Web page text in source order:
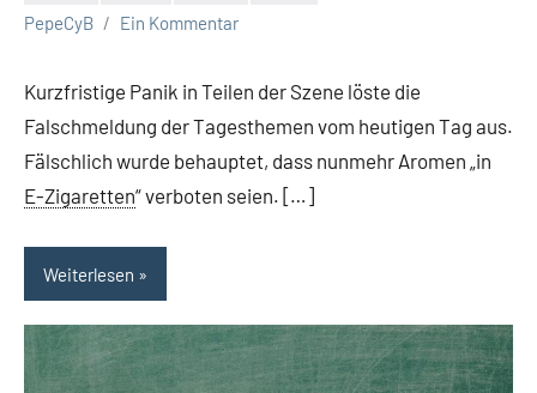
PepeCyB
Ein Kommentar
Kurzfristige Panik in Teilen der Szene löste die
Falschmeldung der Tagesthemen vom heutigen Tag aus.
Fälschlich wurde behauptet, dass nunmehr Aromen „in
E-Zigaretten“ verboten seien. […]
Weiterlesen